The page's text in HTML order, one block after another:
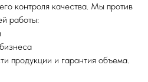
контроля качества. Мы против
работы:
продукции и гарантия объема.